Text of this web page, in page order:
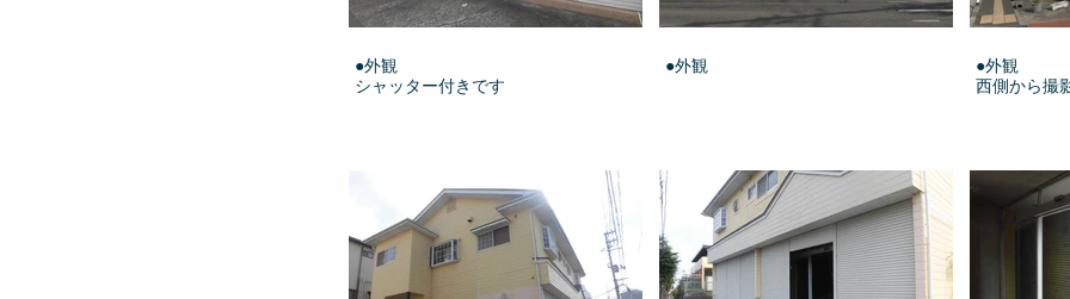
●外観
シャッター付きです
●外観
●外観
西側から撮